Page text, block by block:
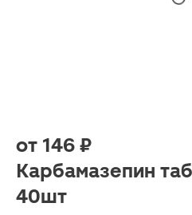
от 146 ₽
Карбамазепин
40шт